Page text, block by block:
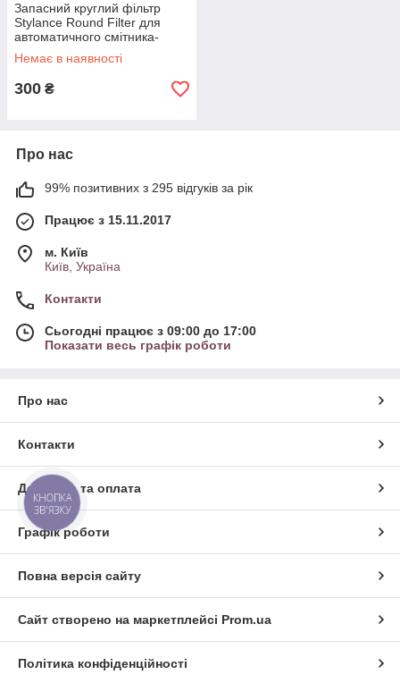
Запасний круглий фільтр
Stylance Round Filter для
автоматичного смітника-
пилососа Vacuum Hair
Dustbin
Немає в наявності
300 ₴
Про нас
99% позитивних з 295 відгуків за рік
Працює з 15.11.2017
м. Київ
Київ, Україна
Контакти
Сьогодні працює з 09:00 до 17:00
Показати весь графік роботи
Про нас
Контакти
Доставка та оплата
Графік роботи
Повна версія сайту
Сайт створено на маркетплейсі Prom.ua
Політика конфіденційності
КНОПКА
ЗВ'ЯЗКУ